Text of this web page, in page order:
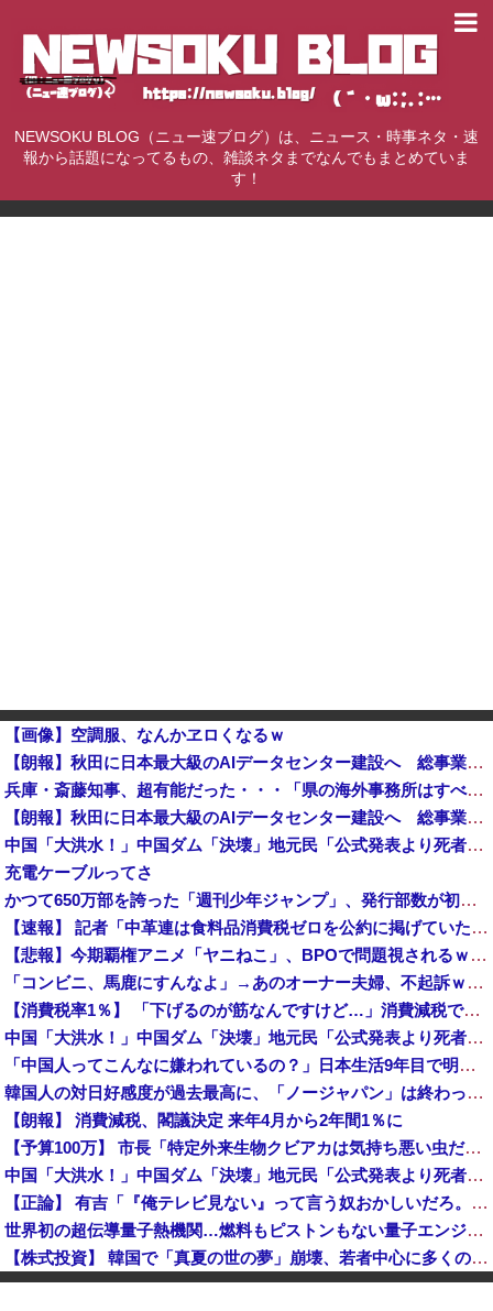
NEWSOKU BLOG（ニュー速ブログ）は、ニュース・時事ネタ・速
報から話題になってるもの、雑談ネタまでなんでもまとめていま
す！
【画像】空調服、なんかヱロくなるｗ
【朗報】秋田に日本最大級のAIデータセンター建設へ 総事業費2兆円、UAEが巨額投資を協議
兵庫・斎藤知事、超有能だった・・・「県の海外事務所はすべて閉鎖で。直営する意味ないし皆さんから理解得られないでしょ」
【朗報】秋田に日本最大級のAIデータセンター建設へ 総事業費2兆円、UAEが巨額投資を協議他
中国「大洪水！」中国ダム「決壊」地元民「公式発表より死者多い！」中国政府「住民拘束！（安否不明」中国当局「救助隊動画も削除」台風13号「三峡ダム接近中」→
充電ケーブルってさ
かつて650万部を誇った「週刊少年ジャンプ」、発行部数が初の100万部割れ
【速報】 記者「中革連は食料品消費税ゼロを公約に掲げていたが？」→階猛氏「そ、それは財源確保という条件付き」
【悲報】今期覇権アニメ「ヤニねこ」、BPOで問題視されるｗｗｗｗｗ
「コンビニ、馬鹿にすんなよ」→あのオーナー夫婦、不起訴ｗｗｗｗｗｗｗｗｗ
【消費税率1％】 「下げるのが筋なんですけど…」消費減税で値下がりする分と同じだけ商品を値上げして店頭価格を変えない店も
中国「大洪水！」中国ダム「決壊」地元民「公式発表より死者多い！」中国政府「住民拘束！（安否不明」中国当局「救助隊動画も削除」台風13号「三峡ダム接近中」→
「中国人ってこんなに嫌われているの？」日本生活9年目で明かす本心！
韓国人の対日好感度が過去最高に、「ノージャパン」は終わった？＝ネット「中国より100倍いい」
【朗報】 消費減税、閣議決定 来年4月から2年間1％に
【予算100万】 市長「特定外来生物クビアカは気持ち悪い虫だしそんな需要ないと思う」1匹300円相当の報奨金→初日に42万取られ焦り
中国「大洪水！」中国ダム「決壊」地元民「公式発表より死者多い！」中国政府「住民拘束！（安否不明」中国当局「救助隊動画も削除」台風13号「三峡ダム接近中」→
【正論】 有吉「『俺テレビ見ない』って言う奴おかしいだろ。団子屋で『団子食べない』って言うか？」
世界初の超伝導量子熱機関…燃料もピストンもない量子エンジンが回った！
【株式投資】 韓国で「真夏の世の夢」崩壊、若者中心に多くの人が「人生オワタ」―中国メディア
【動画】 石破「公約を果たすというが、減税しますは公約ではない。検討を加速するというのが公約だ」